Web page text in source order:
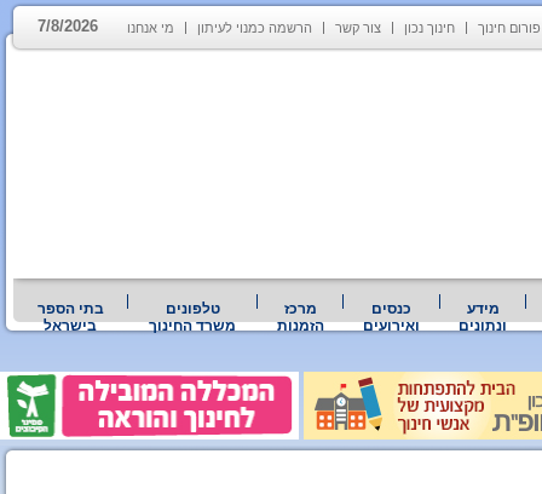
פורום חינוך חינוך נכון צור קשר הרשמה כמנוי לעיתון מי אנחנו 7/8/2026
מידע
ונתונים
כנסים
ואירועים
מרכז
הזמנות
טלפונים
משרד החינוך
בתי הספר
בישראל